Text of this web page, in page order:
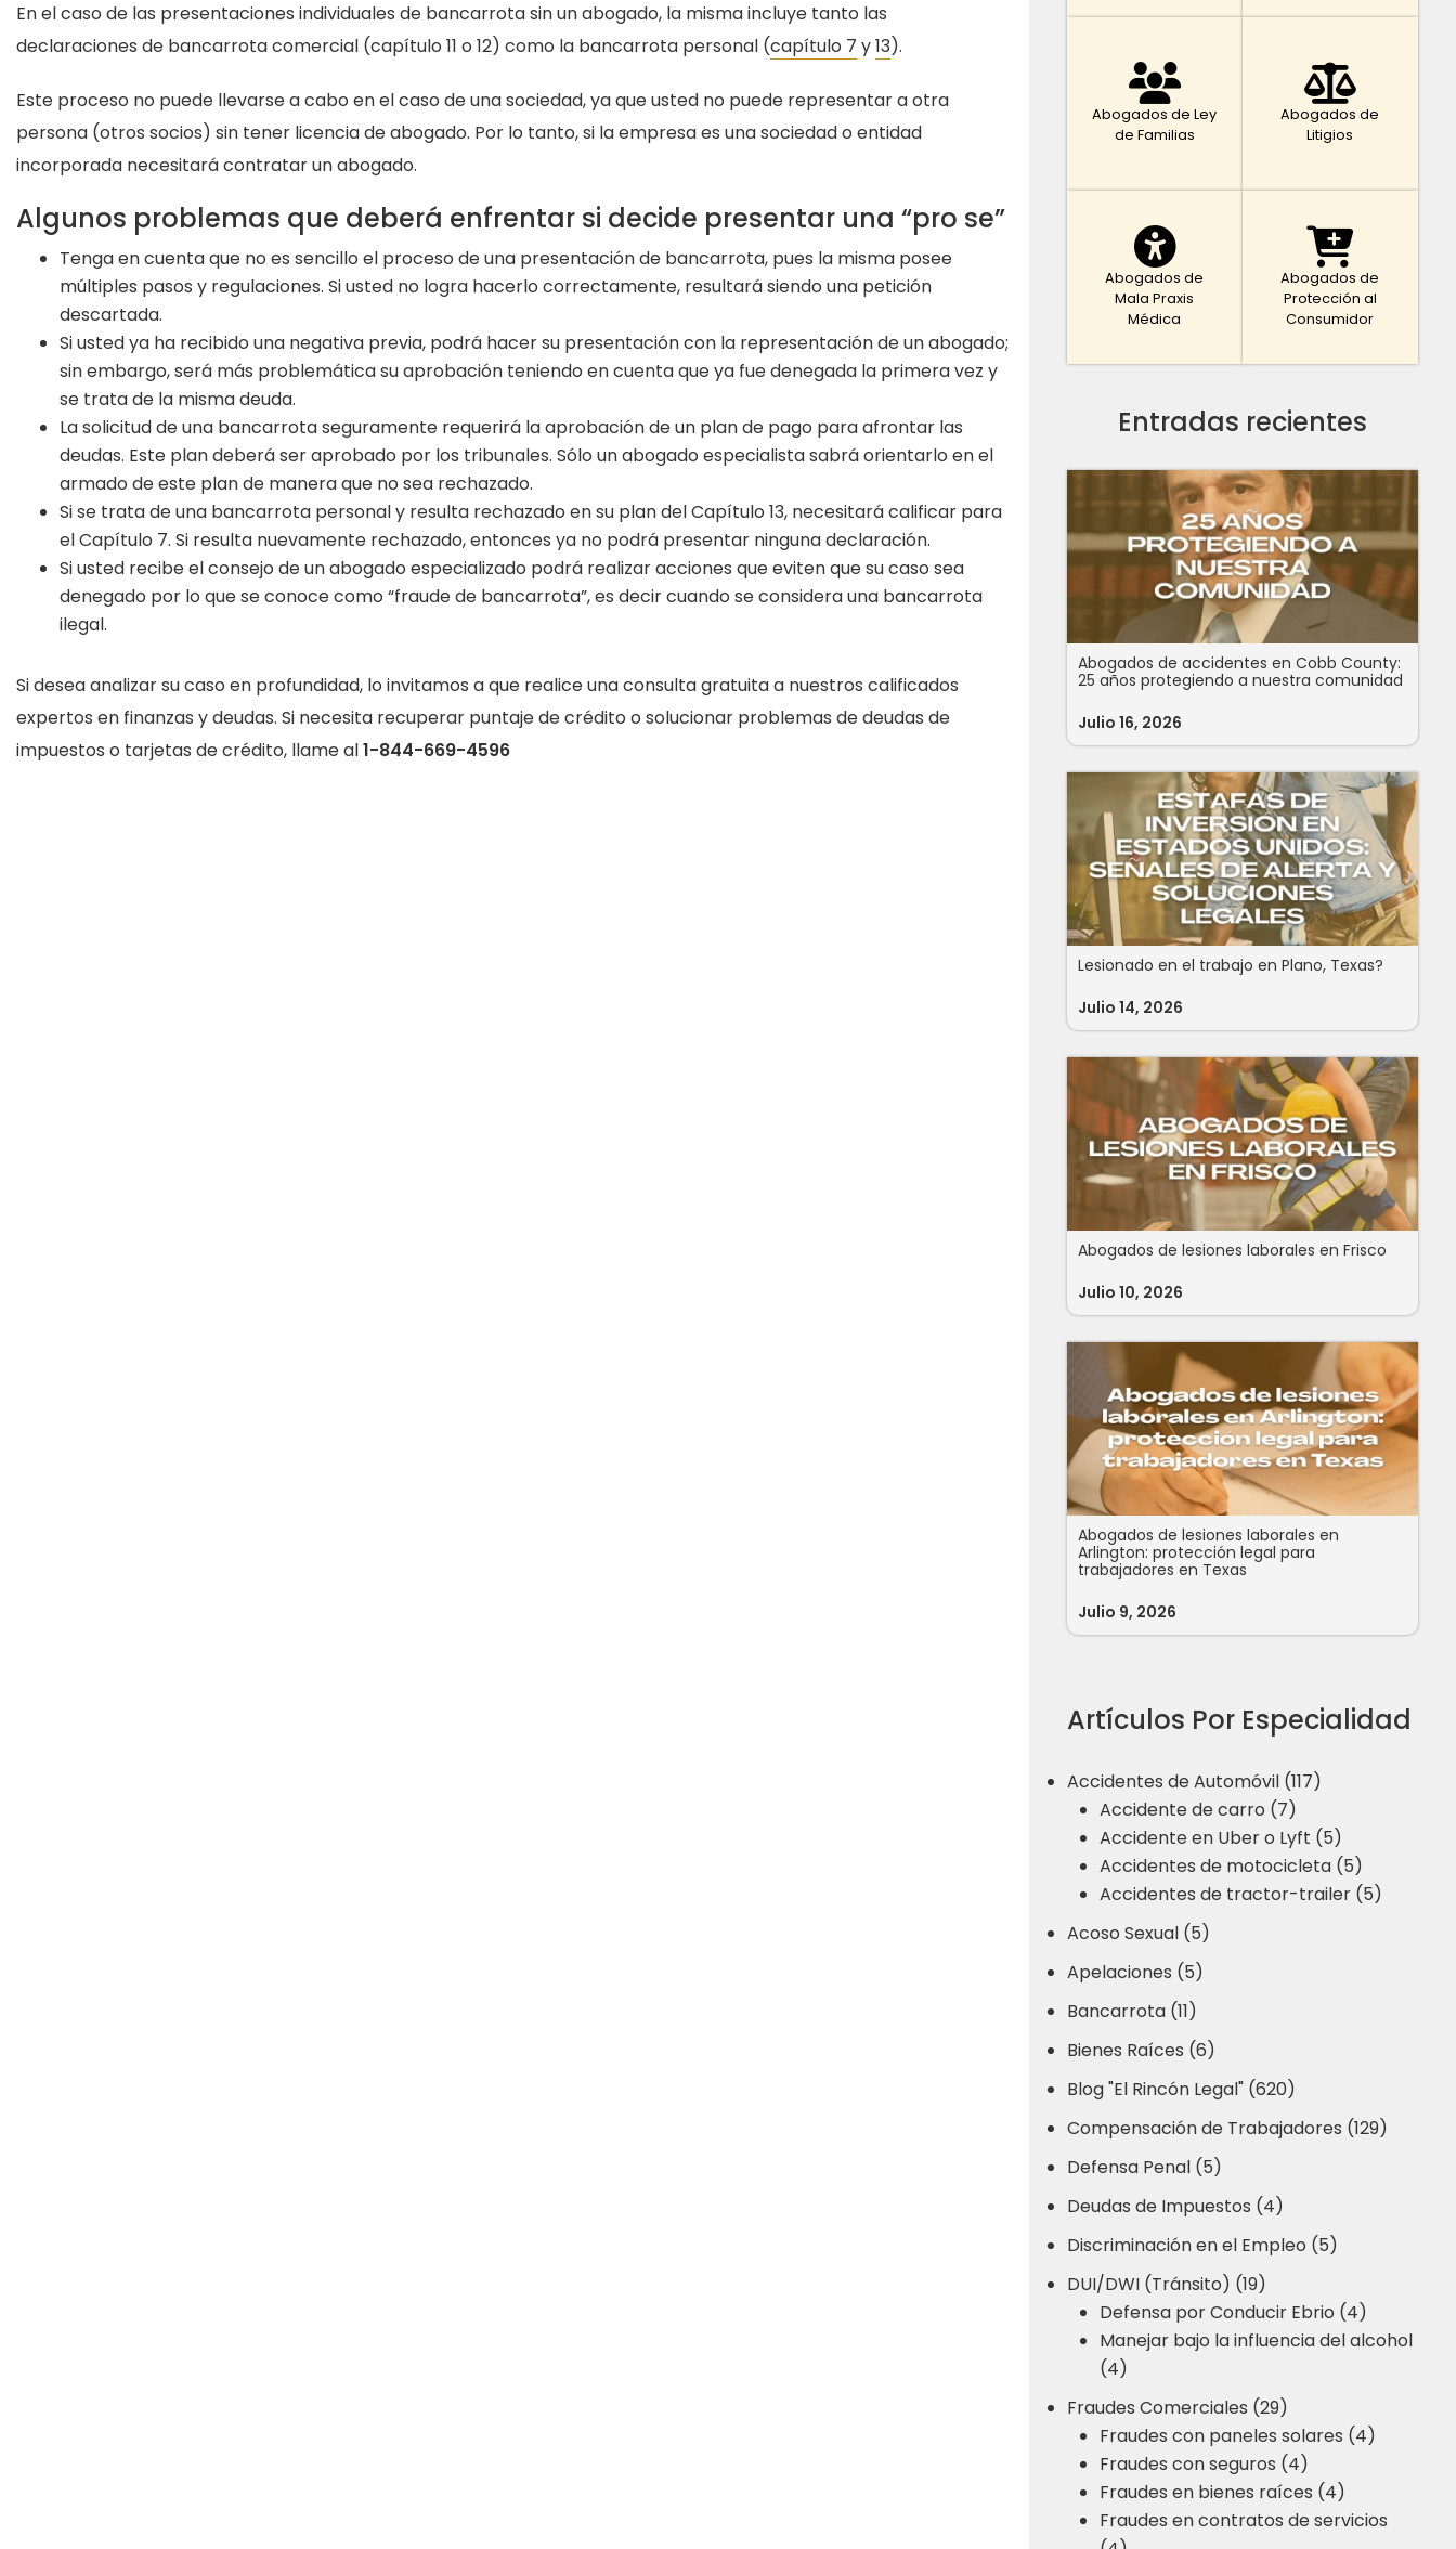
En el caso de las presentaciones individuales de bancarrota sin un abogado, la misma incluye tanto las
declaraciones de bancarrota comercial (capítulo 11 o 12) como la bancarrota personal (capítulo 7 y13).
Este proceso no puede llevarse a cabo en el caso de una sociedad, ya que usted no puede representar a otra
persona (otros socios) sin tener licencia de abogado. Por lo tanto, si la empresa es una sociedad o entidad
incorporada necesitará contratar un abogado.
Algunos problemas que deberá enfrentar si decide presentar una “pro se”
Tenga en cuenta que no es sencillo el proceso de una presentación de bancarrota, pues la misma posee
múltiples pasos y regulaciones. Si usted no logra hacerlo correctamente, resultará siendo una petición
descartada.
Si usted ya ha recibido una negativa previa, podrá hacer su presentación con la representación de un abogado;
sin embargo, será más problemática su aprobación teniendo en cuenta que ya fue denegada la primera vez y
se trata de la misma deuda.
La solicitud de una bancarrota seguramente requerirá la aprobación de un plan de pago para afrontar las
deudas. Este plan deberá ser aprobado por los tribunales. Sólo un abogado especialista sabrá orientarlo en el
armado de este plan de manera que no sea rechazado.
Si se trata de una bancarrota personal y resulta rechazado en su plan del Capítulo 13, necesitará calificar para
el Capítulo 7. Si resulta nuevamente rechazado, entonces ya no podrá presentar ninguna declaración.
Si usted recibe el consejo de un abogado especializado podrá realizar acciones que eviten que su caso sea
denegado por lo que se conoce como “fraude de bancarrota”, es decir cuando se considera una bancarrota
ilegal.
Si desea analizar su caso en profundidad, lo invitamos a que realice una consulta gratuita a nuestros calificados
expertos en finanzas y deudas. Si necesita recuperar puntaje de crédito o solucionar problemas de deudas de
impuestos o tarjetas de crédito, llame al1-844-669-4596
Abogados de Ley
de Familias
Abogados de
Litigios
Abogados de
Mala Praxis
Médica
Abogados de
Protección al
Consumidor
Entradas recientes
Abogados de accidentes en Cobb County:
25 años protegiendo a nuestra comunidad
Julio 16, 2026
Lesionado en el trabajo en Plano, Texas?
Julio 14, 2026
Abogados de lesiones laborales en Frisco
Julio 10, 2026
Abogados de lesiones laborales en
Arlington: protección legal para
trabajadores en Texas
Julio 9, 2026
Artículos Por Especialidad
Accidentes de Automóvil (117)
Accidente de carro (7)
Accidente en Uber o Lyft (5)
Accidentes de motocicleta (5)
Accidentes de tractor-trailer (5)
Acoso Sexual (5)
Apelaciones (5)
Bancarrota (11)
Bienes Raíces (6)
Blog "El Rincón Legal" (620)
Compensación de Trabajadores (129)
Defensa Penal (5)
Deudas de Impuestos (4)
Discriminación en el Empleo (5)
DUI/DWI (Tránsito) (19)
Defensa por Conducir Ebrio (4)
Manejar bajo la influencia del alcohol
(4)
Fraudes Comerciales (29)
Fraudes con paneles solares (4)
Fraudes con seguros (4)
Fraudes en bienes raíces (4)
Fraudes en contratos de servicios